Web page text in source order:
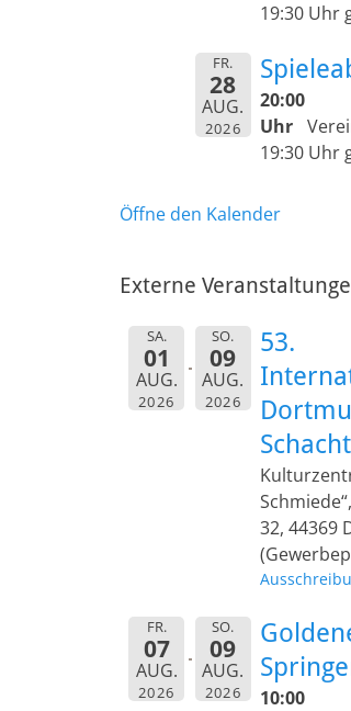
19:30 Uhr
FR.
28
AUG.
2026
20:00
Uhr
19:30 Uhr
Öffne den Kalender
Externe
SA.
01
AUG.
2026
SO.
09
AUG.
2026
53.
32, 44369
FR.
07
AUG.
2026
SO.
09
AUG.
2026
10:00